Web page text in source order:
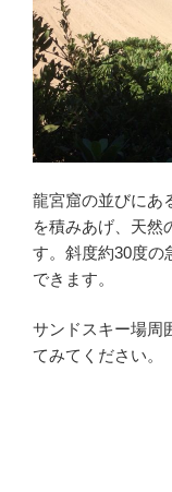
龍宮窟の並びにあ
を積みあげ、天然
す。斜度約30度の
できます。
サンドスキー場周
てみてください。